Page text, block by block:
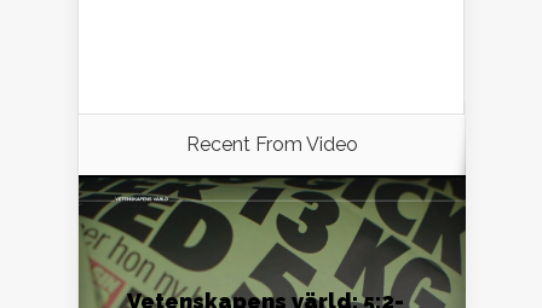
Recent From Video
Vetenskapens värld: 5:2-